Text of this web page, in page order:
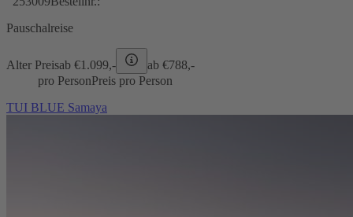
Pauschalreise
Alter Preisab €1.099,- ab €788,-
pro PersonPreis pro Person
TUI BLUE Samaya